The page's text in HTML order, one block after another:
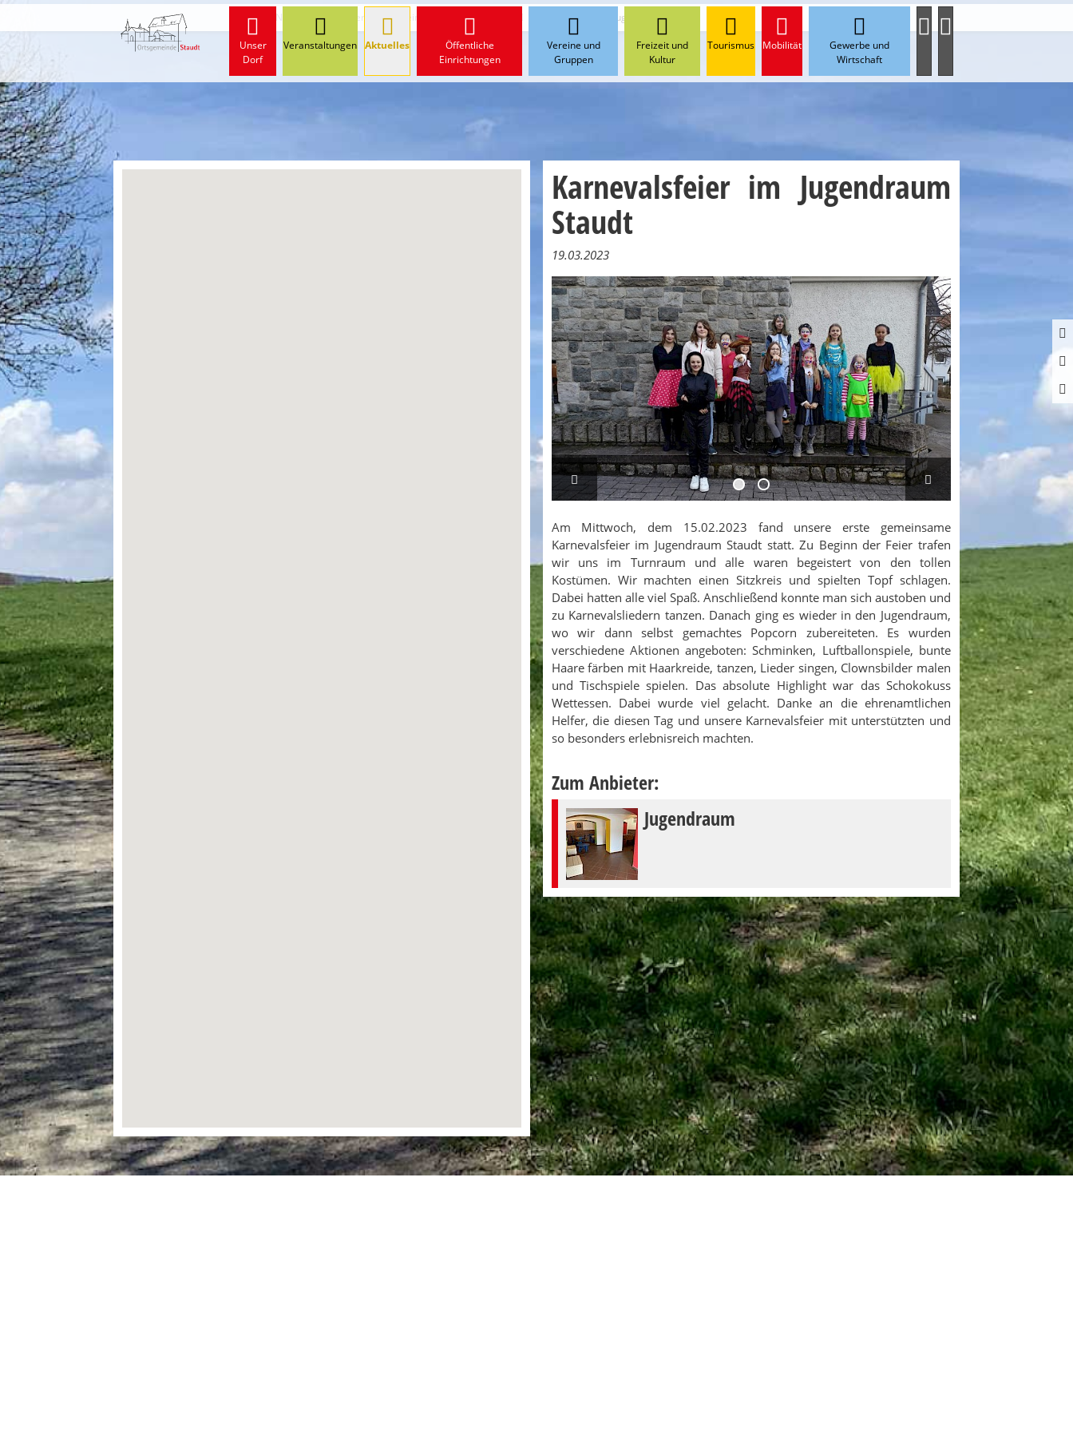
Unser
Dorf
Veranstaltungen Aktuelles
Öffentliche
Einrichtungen
Vereine und
Gruppen
Freizeit und
Kultur
Tourismus Mobilität
Gewerbe und
Wirtschaft
Start Neuigkeiten von der Ortsgemeinde und den Vereinen Karnevalsfeier im Jugendraum Staudt
Karnevalsfeier im Jugendraum
Staudt
19.03.2023
Am Mittwoch, dem 15.02.2023 fand unsere erste gemeinsame
Karnevalsfeier im Jugendraum Staudt statt. Zu Beginn der Feier trafen
wir uns im Turnraum und alle waren begeistert von den tollen
Kostümen. Wir machten einen Sitzkreis und spielten Topf schlagen.
Dabei hatten alle viel Spaß. Anschließend konnte man sich austoben und
zu Karnevalsliedern tanzen. Danach ging es wieder in den Jugendraum,
wo wir dann selbst gemachtes Popcorn zubereiteten. Es wurden
verschiedene Aktionen angeboten: Schminken, Luftballonspiele, bunte
Haare färben mit Haarkreide, tanzen, Lieder singen, Clownsbilder malen
und Tischspiele spielen. Das absolute Highlight war das Schokokuss
Wettessen. Dabei wurde viel gelacht. Danke an die ehrenamtlichen
Helfer, die diesen Tag und unsere Karnevalsfeier mit unterstützten und
so besonders erlebnisreich machten.
Zum Anbieter:
Jugendraum